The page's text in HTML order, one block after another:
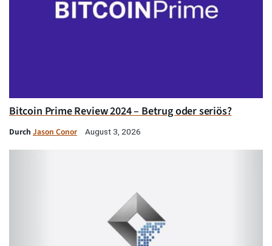
Bitcoin Prime Review 2024 – Betrug oder seriös?
Durch Jason Conor August 3, 2026